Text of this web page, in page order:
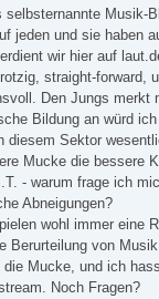
selbsternannte Musik-
jeden und sie haben
wir hier auf
straight-forward,
Den Jungs merkt
Bildung an würd ich
diesem Sektor
Mucke die bessere
- warum frage ich
Abneigungen?
wohl immer eine
Berurteilung von Musik
die Mucke, und ich
Noch Fragen?